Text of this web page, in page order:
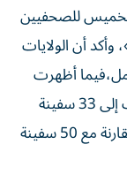
للصحفيين
أن الولايات
أظهرت
بيانات أن حركة الملاحة عبر المضيق تراجعت إلى 33 سفينة
خلال الفترة من يوم الاثنين حتى،الخميس، مقارنة مع 50 سفينة